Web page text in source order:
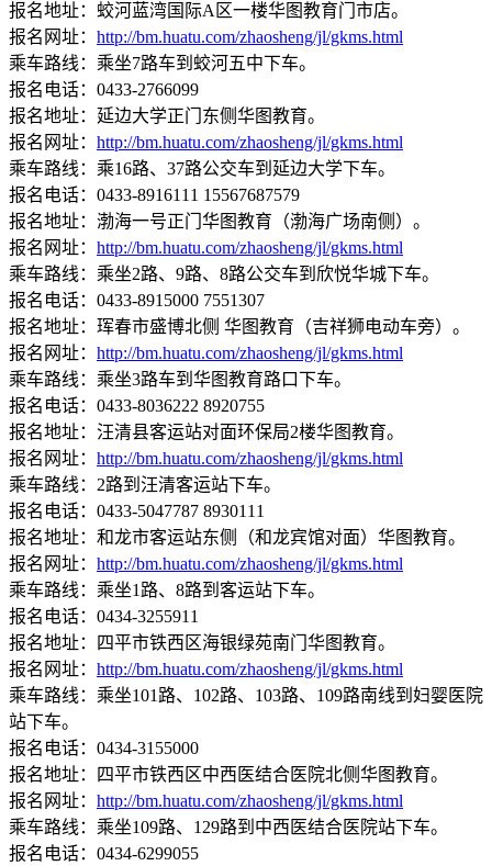
报名地址：蛟河蓝湾国际A区一楼华图教育门市店。
报名网址： http://bm.huatu.com/zhaosheng/jl/gkms.html
乘车路线：乘坐7路车到蛟河五中下车。
报名电话：0433-2766099
报名地址：延边大学正门东侧华图教育。
报名网址： http://bm.huatu.com/zhaosheng/jl/gkms.html
乘车路线：乘16路、37路公交车到延边大学下车。
报名电话：0433-8916111 15567687579
报名地址：渤海一号正门华图教育（渤海广场南侧）。
报名网址： http://bm.huatu.com/zhaosheng/jl/gkms.html
乘车路线：乘坐2路、9路、8路公交车到欣悦华城下车。
报名电话：0433-8915000 7551307
报名地址：珲春市盛博北侧 华图教育（吉祥狮电动车旁）。
报名网址： http://bm.huatu.com/zhaosheng/jl/gkms.html
乘车路线：乘坐3路车到华图教育路口下车。
报名电话：0433-8036222 8920755
报名地址：汪清县客运站对面环保局2楼华图教育。
报名网址： http://bm.huatu.com/zhaosheng/jl/gkms.html
乘车路线：2路到汪清客运站下车。
报名电话：0433-5047787 8930111
报名地址：和龙市客运站东侧（和龙宾馆对面）华图教育。
报名网址： http://bm.huatu.com/zhaosheng/jl/gkms.html
乘车路线：乘坐1路、8路到客运站下车。
报名电话：0434-3255911
报名地址：四平市铁西区海银绿苑南门华图教育。
报名网址： http://bm.huatu.com/zhaosheng/jl/gkms.html
乘车路线：乘坐101路、102路、103路、109路南线到妇婴医院
站下车。
报名电话：0434-3155000
报名地址：四平市铁西区中西医结合医院北侧华图教育。
报名网址： http://bm.huatu.com/zhaosheng/jl/gkms.html
乘车路线：乘坐109路、129路到中西医结合医院站下车。
报名电话：0434-6299055